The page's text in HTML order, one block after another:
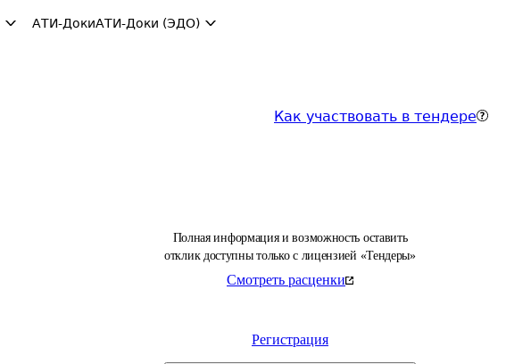
АТИ-ДокиАТИ-Доки (ЭДО)
Как участвовать в тендере
Полная информация и возможность оставить
отклик доступны только с лицензией «Тендеры»
Смотреть расценки
Регистрация